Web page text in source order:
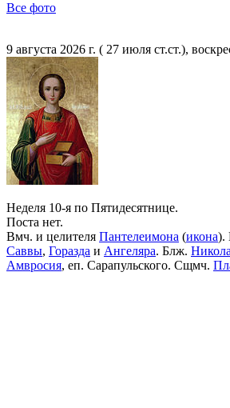
Все фото
9 августа 2026 г. ( 27 июля ст.ст.),
Неделя 10-я по Пятидесятнице.
Поста нет.
Вмч. и целителя Пантелеимона (икона).
Саввы, Горазда и Ангеляра. Блж.
Амвросия, еп. Сарапульского. Сщмч.